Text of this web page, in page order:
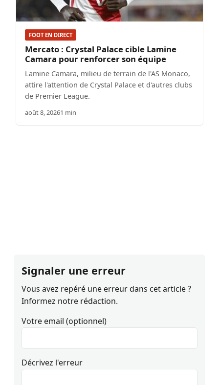
FOOT EN DIRECT
Mercato : Crystal Palace cible Lamine
Camara pour renforcer son équipe
Lamine Camara, milieu de terrain de l'AS Monaco,
attire l'attention de Crystal Palace et d'autres clubs
de Premier League.
août 8, 20261 min
Signaler une erreur
Vous avez repéré une erreur dans cet article ?
Informez notre rédaction.
Votre email (optionnel)
Décrivez l'erreur